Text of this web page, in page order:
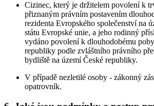
Cizinec, který je držitelem povolení k
přiznaným právním postavením
rezidenta Evropského společenství na
státu Evropské unie, a jeho rodinný
vydáno povolení k dlouhodobému
republiky podle zvláštního právního
bydliště na území České republiky.
V případě nezletilé osoby - zákonný
opatrovník.